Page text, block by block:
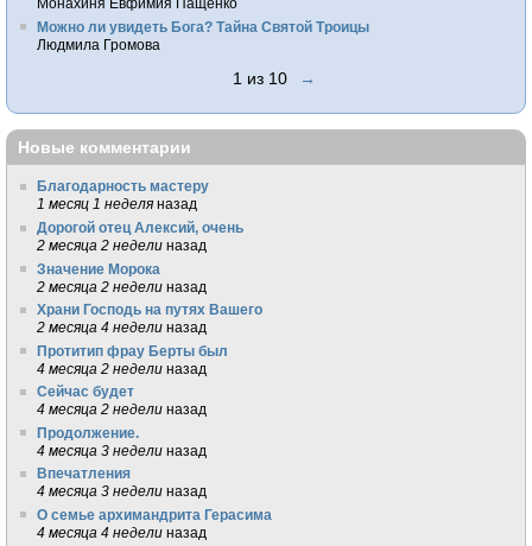
Монахиня Евфимия Пащенко
Можно ли увидеть Бога? Тайна Святой Троицы
Людмила Громова
1 из 10 →
Новые комментарии
Благодарность мастеру
1 месяц 1 неделя назад
Дорогой отец Алексий, очень
2 месяца 2 недели назад
Значение Морока
2 месяца 2 недели назад
Храни Господь на путях Вашего
2 месяца 4 недели назад
Протитип фрау Берты был
4 месяца 2 недели назад
Сейчас будет
4 месяца 2 недели назад
Продолжение.
4 месяца 3 недели назад
Впечатления
4 месяца 3 недели назад
О семье архимандрита Герасима
4 месяца 4 недели назад